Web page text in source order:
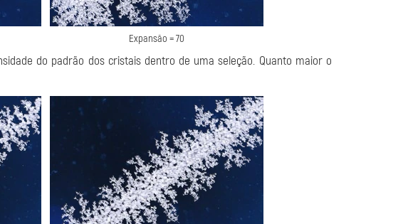
Expansão = 70
do padrão dos cristais dentro de uma seleção. Quanto maior o